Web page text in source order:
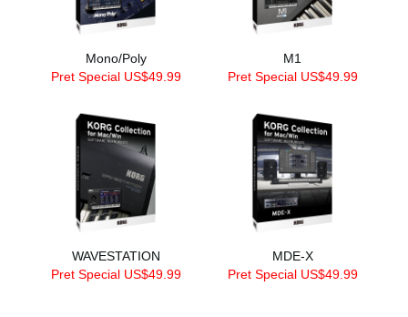
Mono/Poly
Pret Special US$49.99
M1
Pret Special US$49.99
WAVESTATION
Pret Special US$49.99
MDE-X
Pret Special US$49.99